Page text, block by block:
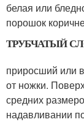
белая или
порошок
ТРУБЧАТЫЙ
приросший или
от ножки.
средних
надавливании